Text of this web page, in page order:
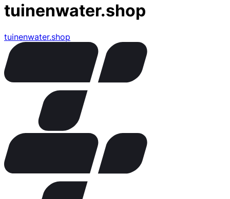
tuinenwater.shop
tuinenwater.shop